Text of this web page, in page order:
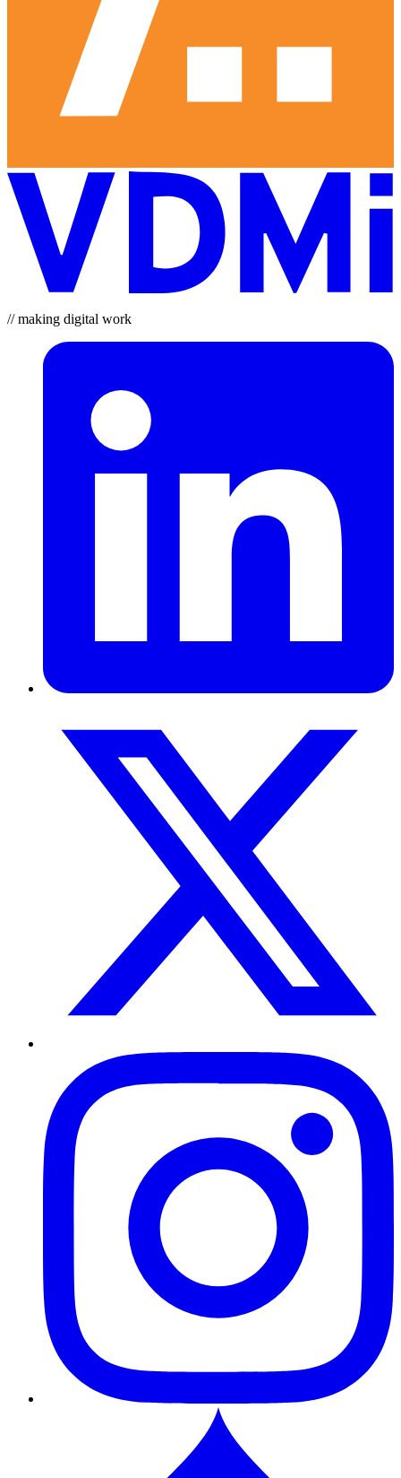
// making digital work